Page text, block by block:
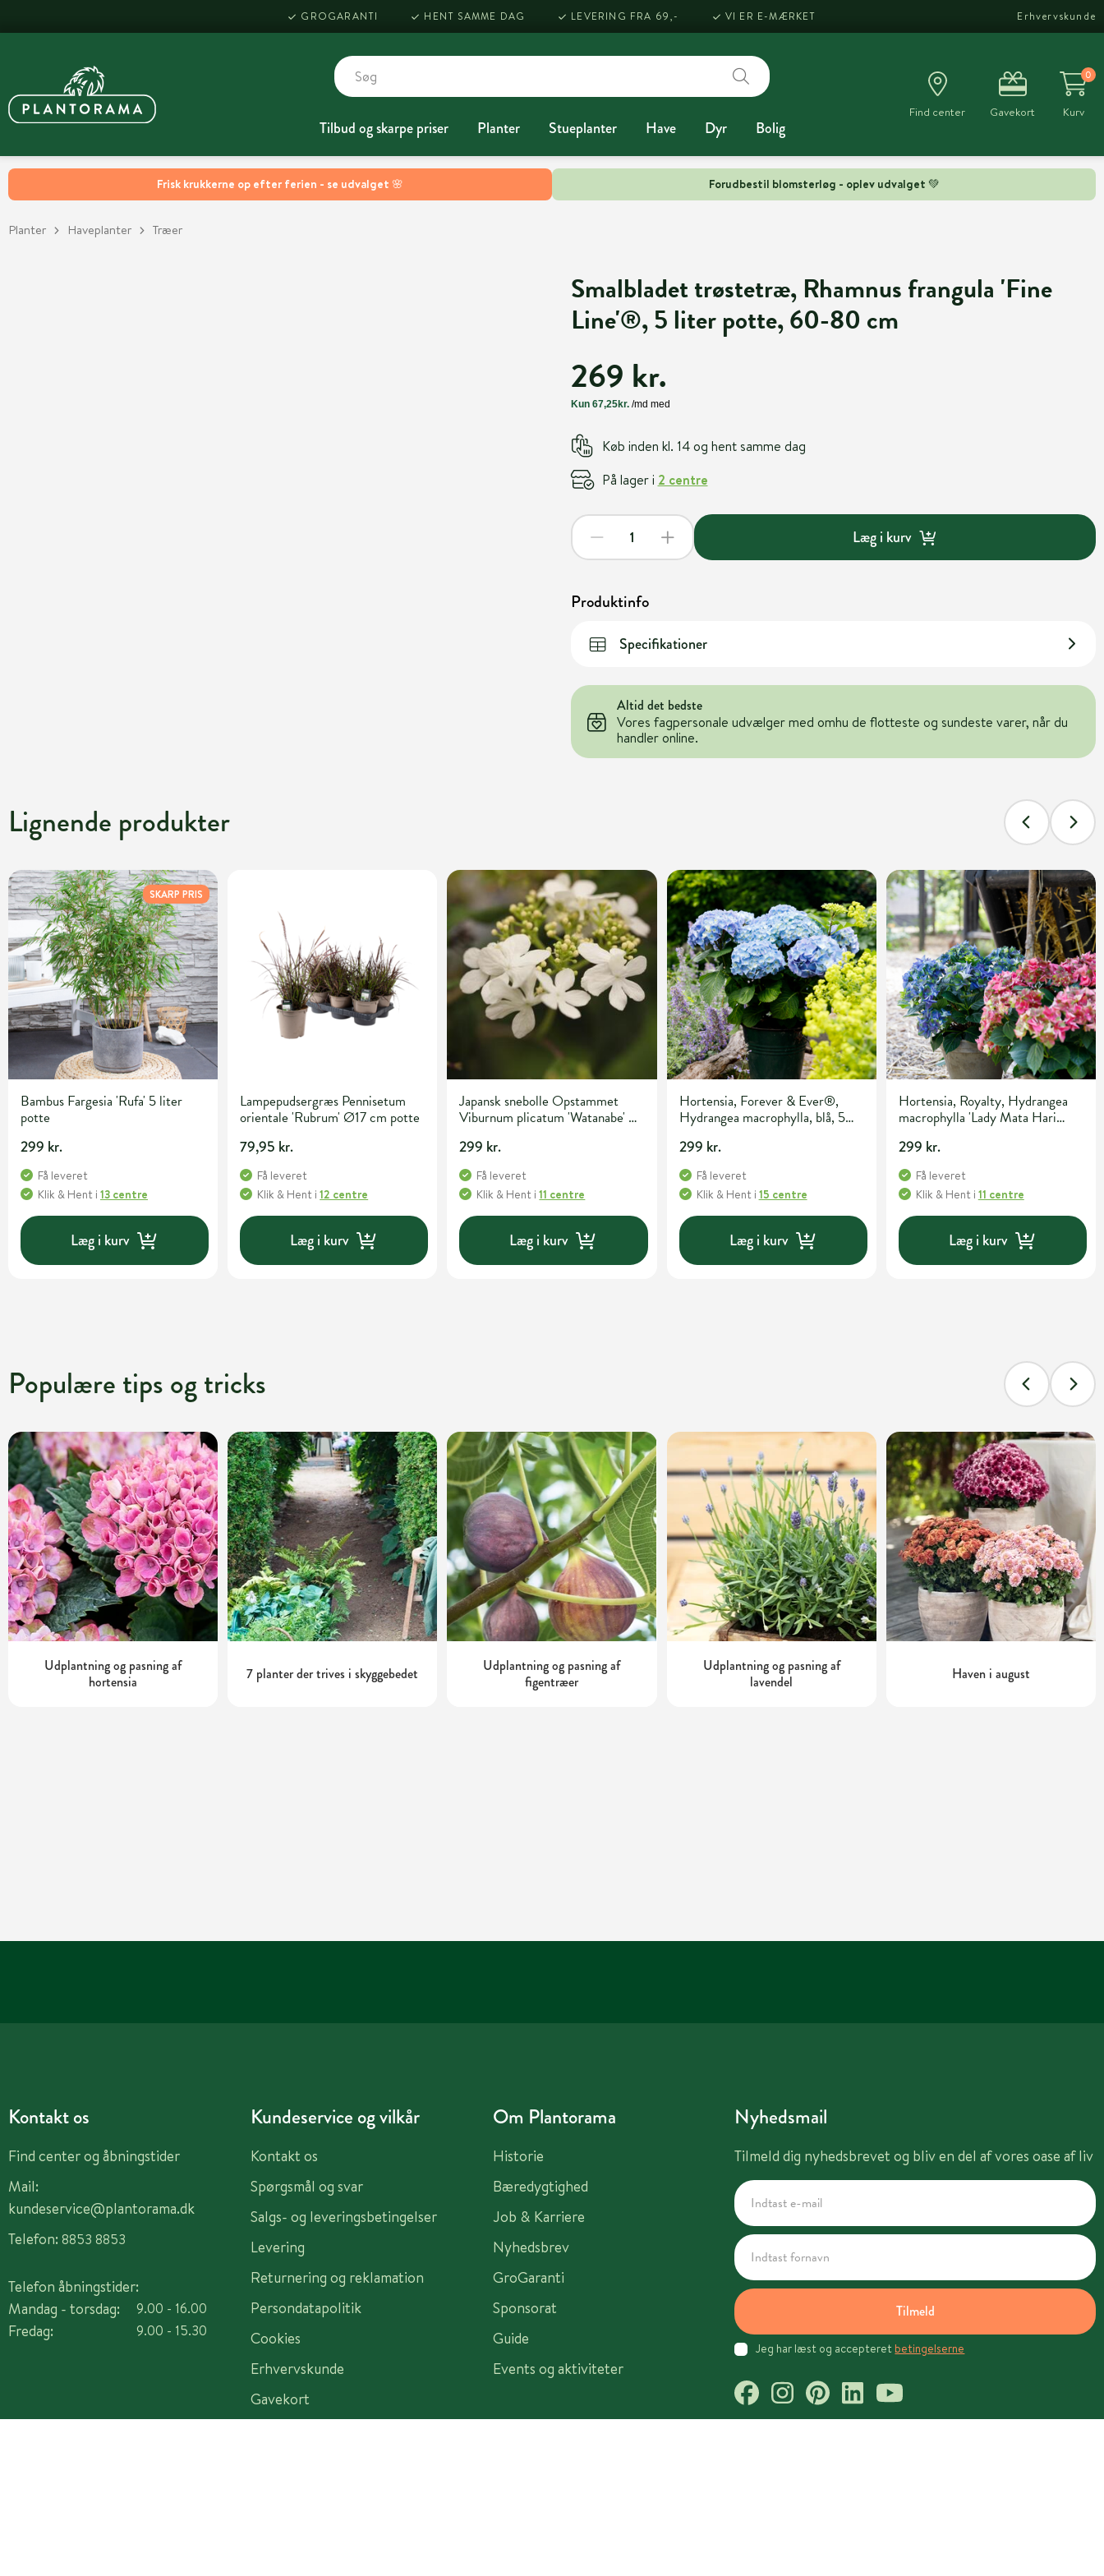
Frisk krukkerne op efter ferien - se udvalget 🌸 Forudbestil blomsterløg - oplev udvalget 💚
GROGARANTI HENT SAMME DAG LEVERING FRA 69,- VI ER E-MÆRKET Erhvervskunde
Tilbud og skarpe priser Planter Stueplanter Have Dyr Bolig
Find center Gavekort
0
Kurv
Planter Haveplanter Træer
Smalbladet trøstetræ, Rhamnus frangula 'Fine
Line'®, 5 liter potte, 60-80 cm
269 kr.
Køb inden kl. 14 og hent samme dag
På lager i 2 centre
Læg i kurv
Produktinfo
Specifikationer
Altid det bedste
Vores fagpersonale udvælger med omhu de flotteste og sundeste varer, når du
handler online.
Lignende produkter
SKARP PRIS
Bambus Fargesia 'Rufa' 5 liter
potte
299 kr.
Få leveret
Klik & Hent i 13 centre
Læg i kurv
Lampepudsergræs Pennisetum
orientale 'Rubrum' Ø17 cm potte
79,95 kr.
Få leveret
Klik & Hent i12 centre
Læg i kurv
Japansk snebolle Opstammet
Viburnum plicatum 'Watanabe' 3
299 kr.
Få leveret
Klik & Hent i11 centre
Læg i kurv
Hortensia, Forever & Ever®,
Hydrangea macrophylla, blå, 5
299 kr.
Få leveret
Klik & Hent i 15 centre
Læg i kurv
Hortensia, Royalty, Hydrangea
macrophylla 'Lady Mata Hari
299 kr.
Få leveret
Klik & Hent i 11 centre
Læg i kurv
Populære tips og tricks
Udplantning og pasning af
hortensia
7 planter der trives i skyggebedet
Udplantning og pasning af
figentræer
Udplantning og pasning af
lavendel
Haven i august
Kontakt os
Find center og åbningstider
Mail:
kundeservice@plantorama.dk
Telefon: 8853 8853
Telefon åbningstider:
Mandag - torsdag:
Fredag:
9.00 - 16.00
9.00 - 15.30
Kundeservice og vilkår
Kontakt os
Spørgsmål og svar
Salgs- og leveringsbetingelser
Levering
Returnering og reklamation
Persondatapolitik
Cookies
Erhvervskunde
Gavekort
Om Plantorama
Historie
Bæredygtighed
Job & Karriere
Nyhedsbrev
GroGaranti
Sponsorat
Guide
Events og aktiviteter
Nyhedsmail
Tilmeld dig nyhedsbrevet og bliv en del af vores oase af liv
Tilmeld
Jeg har læst og accepteret betingelserne